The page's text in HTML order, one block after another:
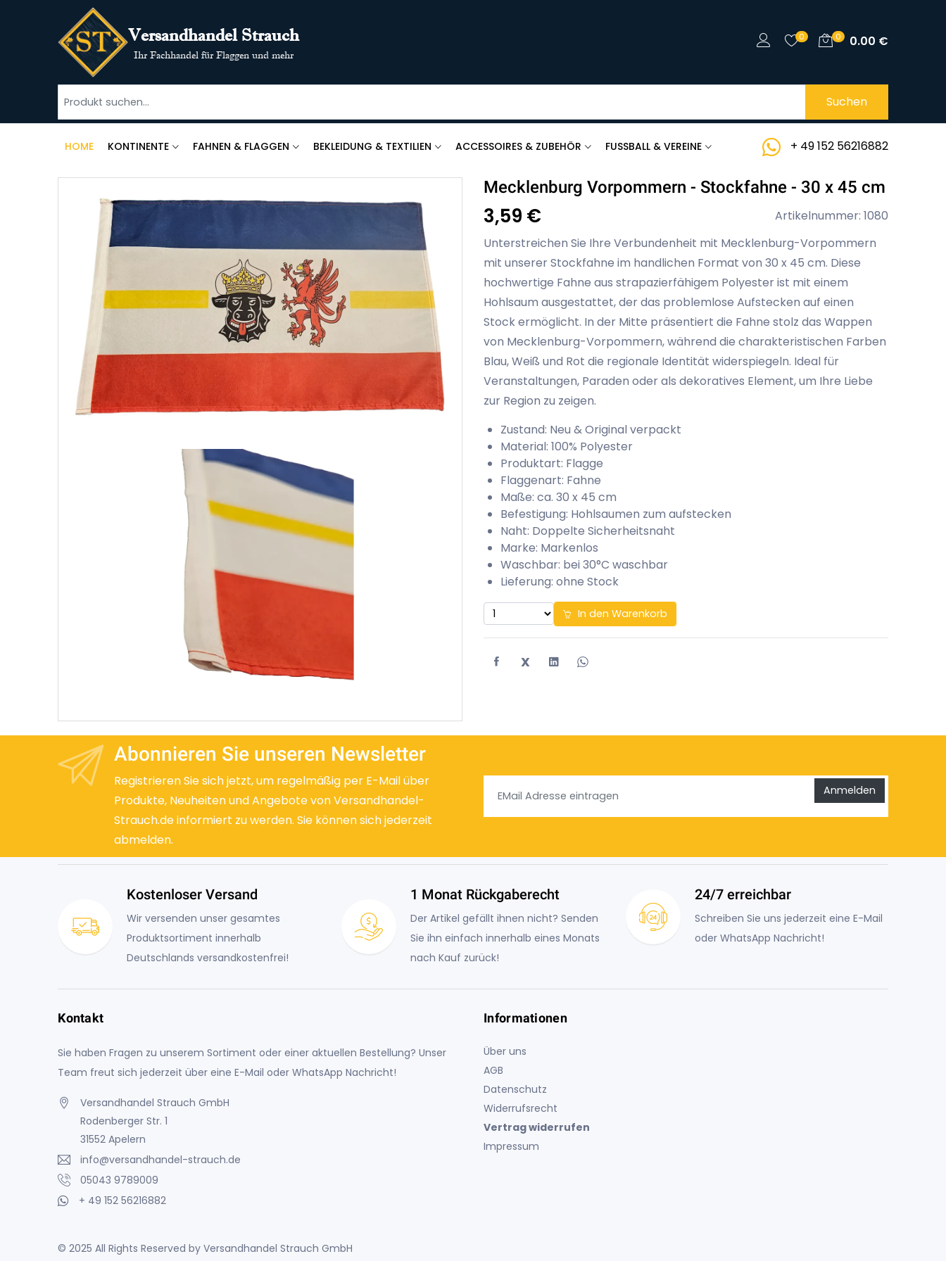
Versandhandel Strauch
Ihr Fachhandel für Flaggen und mehr
0 0 0.00 €
Suchen
HOME KONTINENTE FAHNEN & FLAGGEN BEKLEIDUNG & TEXTILIEN ACCESSOIRES & ZUBEHÖR FUSSBALL & VEREINE + 49 152 56216882
Mecklenburg Vorpommern - Stockfahne - 30 x 45 cm
3,59 €
Artikelnummer: 1080
Unterstreichen Sie Ihre Verbundenheit mit Mecklenburg-Vorpommern
mit unserer Stockfahne im handlichen Format von 30 x 45 cm. Diese
hochwertige Fahne aus strapazierfähigem Polyester ist mit einem
Hohlsaum ausgestattet, der das problemlose Aufstecken auf einen
Stock ermöglicht. In der Mitte präsentiert die Fahne stolz das Wappen
von Mecklenburg-Vorpommern, während die charakteristischen Farben
Blau, Weiß und Rot die regionale Identität widerspiegeln. Ideal für
Veranstaltungen, Paraden oder als dekoratives Element, um Ihre Liebe
zur Region zu zeigen.
Zustand: Neu & Original verpackt
Material: 100% Polyester
Produktart: Flagge
Flaggenart: Fahne
Maße: ca. 30 x 45 cm
Befestigung: Hohlsaumen zum aufstecken
Naht: Doppelte Sicherheitsnaht
Marke: Markenlos
Waschbar: bei 30°C waschbar
Lieferung: ohne Stock
In den Warenkorb
X
Abonnieren Sie unseren Newsletter
Registrieren Sie sich jetzt, um regelmäßig per E-Mail über
Produkte, Neuheiten und Angebote von Versandhandel-
Strauch.de informiert zu werden. Sie können sich jederzeit
abmelden.
Anmelden
Kostenloser Versand
Wir versenden unser gesamtes
Produktsortiment innerhalb
Deutschlands versandkostenfrei!
1 Monat Rückgaberecht
Der Artikel gefällt ihnen nicht? Senden
Sie ihn einfach innerhalb eines Monats
nach Kauf zurück!
24/7 erreichbar
Schreiben Sie uns jederzeit eine E-Mail
oder WhatsApp Nachricht!
Kontakt
Sie haben Fragen zu unserem Sortiment oder einer aktuellen Bestellung? Unser
Team freut sich jederzeit über eine E-Mail oder WhatsApp Nachricht!
Versandhandel Strauch GmbH
Rodenberger Str. 1
31552 Apelern
info@versandhandel-strauch.de
05043 9789009
+ 49 152 56216882
Informationen
Über uns
AGB
Datenschutz
Widerrufsrecht
Vertrag widerrufen
Impressum
© 2025 All Rights Reserved by Versandhandel Strauch GmbH